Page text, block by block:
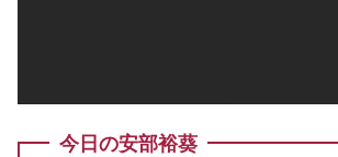
今日の安部裕葵